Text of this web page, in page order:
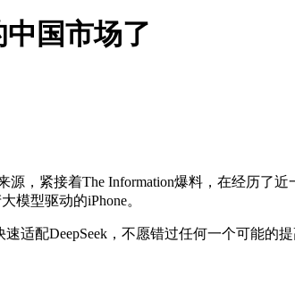
国市场了
，紧接着The Information爆料，在经历了
模型驱动的iPhone。
配DeepSeek，不愿错过任何一个可能的